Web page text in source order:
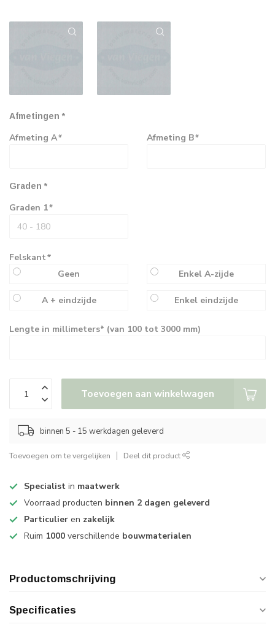
Afmetingen *
Afmeting A* Afmeting B*
Graden *
Graden 1*
Felskant*
Geen
Enkel A-zijde
A + eindzijde Enkel eindzijde
Lengte in millimeters* (van 100 tot 3000 mm)
Toevoegen aan winkelwagen
binnen 5 - 15 werkdagen geleverd
Toevoegen om te vergelijken Deel dit product
Specialist in maatwerk
Voorraad producten binnen 2 dagen geleverd
Particulier en zakelijk
Ruim 1000 verschillende bouwmaterialen
Productomschrijving
Specificaties